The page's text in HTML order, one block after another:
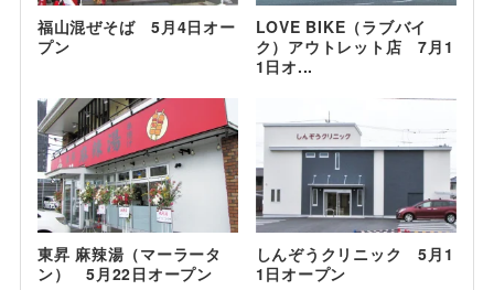
福山混ぜそば 5月4日オー
プン
LOVE BIKE（ラブバイ
ク）アウトレット店 7月1
1日オ...
東昇 麻辣湯（マーラータ
ン） 5月22日オープン
しんぞうクリニック 5月1
1日オープン